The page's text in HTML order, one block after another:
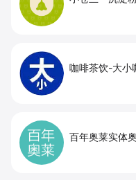
咖啡茶饮-大小
百年奥莱实体